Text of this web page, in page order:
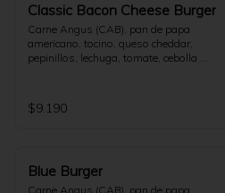
Classic Bacon Cheese Burger
Carne Angus (CAB), pan de papa
americano, tocino, queso cheddar,
pepinillos, lechuga, tomate, cebolla
[No incluye papas fritas]
$9.190
Blue Burger
Carne Angus (CAB), pan de papa